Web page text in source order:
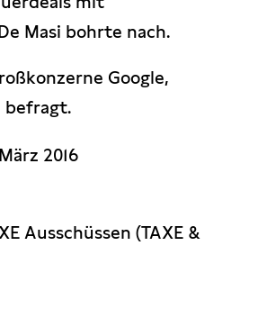
Masi bohrte nach.
Google,
befragt.
2016
Ausschüssen (TAXE &